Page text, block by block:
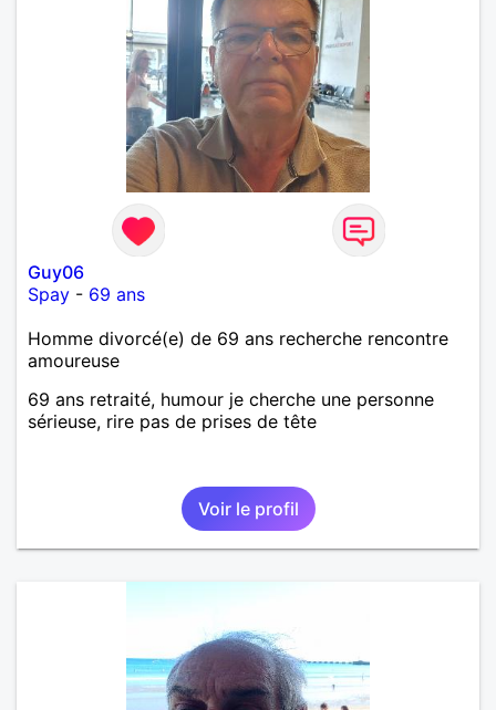
Guy06
Spay - 69 ans
Homme divorcé(e) de 69 ans recherche rencontre
amoureuse
69 ans retraité, humour je cherche une personne
sérieuse, rire pas de prises de tête
Voir le profil